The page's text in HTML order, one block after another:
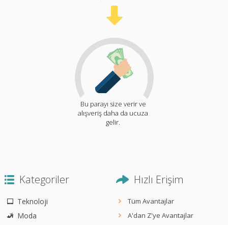
Bu parayı size verir ve
alışveriş daha da ucuza
gelir.
Kategoriler
Teknoloji
Moda
Hızlı Erişim
Tüm Avantajlar
A'dan Z'ye Avantajlar